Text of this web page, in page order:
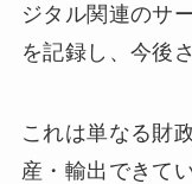
ジタル関連のサ
を記録し、今後
これは単なる財
産・輸出できて